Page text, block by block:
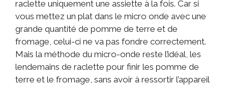
raclette uniquement une assiette à la fois. Car si
vous mettez un plat dans le micro onde avec une
grande quantité de pomme de terre et de
fromage, celui-ci ne va pas fondre correctement.
Mais la méthode du micro-onde reste l’idéal, les
lendemains de raclette pour finir les pomme de
terre et le fromage, sans avoir à ressortir l’appareil